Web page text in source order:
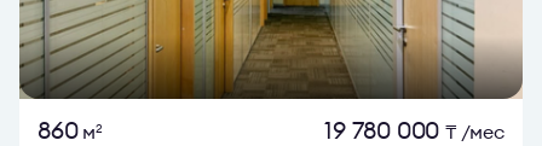
860м2 19 780 000 ₸ /мес